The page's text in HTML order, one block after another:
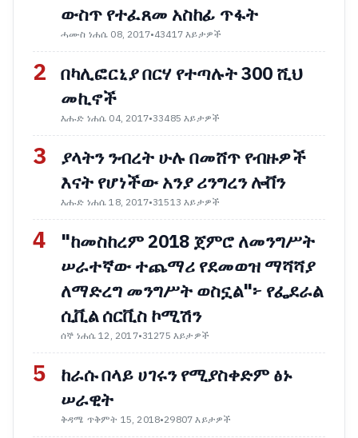
ውስጥ የተፈጸመ አስከፊ ጥፋት
ሓሙስ ነሐሴ 08, 2017•43417 እይታዎች
2 በካሊፎርኒያ በርሃ የተጣሉት 300 ሺህ
መኪኖች
እሑድ ነሐሴ 04, 2017•33485 እይታዎች
3
ያላትን ንብረት ሁሉ በመሸጥ የብዙዎች
እናት የሆነችው አንያ ሪንግረን ሎቨን
እሑድ ነሐሴ 18, 2017•31513 እይታዎች
4
"ከመስከረም 2018 ጀምሮ ለመንግሥት
ሠራተኛው ተጨማሪ የደመወዝ ማሻሻያ
ለማድረግ መንግሥት ወስኗል"፦ የፌደራል
ሲቪል ሰርቪስ ኮሚሽን
ሰኞ ነሐሴ 12, 2017•31275 እይታዎች
5
ከራሱ በላይ ሀገሩን የሚያስቀድም ፅኑ
ሠራዊት
ቅዳሜ ጥቅምት 15, 2018•29807 እይታዎች